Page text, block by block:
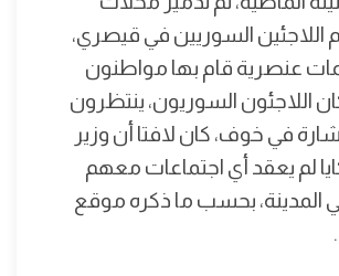
السوريين في قيصري،
عنصرية قام بها مواطنون
كان اللاجئون السوريون، ينتظرون
في خوف، كان لافتا أن وزير
كايا لم يعقد أي اجتماعات معهم
المدينة، بحسب ما ذكره موقع
.